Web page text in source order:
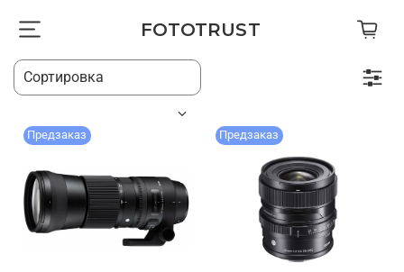
FOTOTRUST
Предзаказ Предзаказ